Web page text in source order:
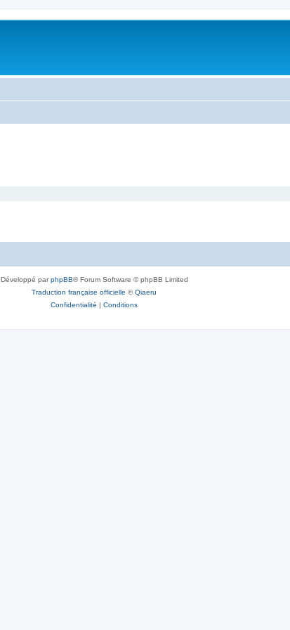
Développé parphpBB® Forum Software © phpBB Limited
Traduction française officielle ©Qiaeru
Confidentialité | Conditions